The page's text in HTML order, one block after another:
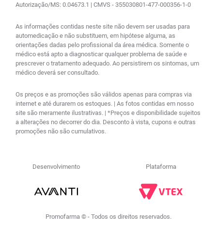
Autorização/MS: 0.04673.1 | CMVS - 355030801-477-000356-1-0
As informações contidas neste site não devem ser usadas para
automedicação e não substituem, em hipótese alguma, as
orientações dadas pelo profissional da área médica. Somente o
médico está apto a diagnosticar qualquer problema de saúde e
prescrever o tratamento adequado. Ao persistirem os sintomas, um
médico deverá ser consultado.
Os preços e as promoções são válidos apenas para compras via
internet e até durarem os estoques. | As fotos contidas em nosso
site são meramente ilustrativas. | *Preços e disponibilidade sujeitos
a alterações no decorrer do dia. Desconto à vista, cupons e outras
promoções não são cumulativos.
Desenvolvimento Plataforma
Promofarma © - Todos os direitos reservados.